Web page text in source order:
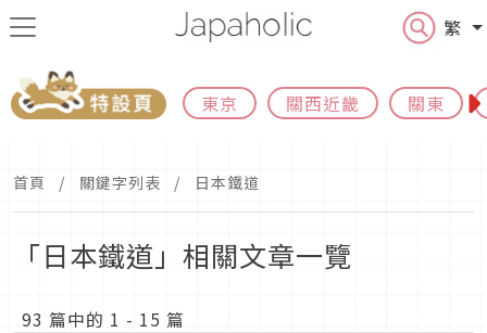
繁
東京 關西近畿 關東
首頁 關鍵字列表 日本鐵道
「日本鐵道」相關文章一覽
93 篇中的 1 - 15 篇